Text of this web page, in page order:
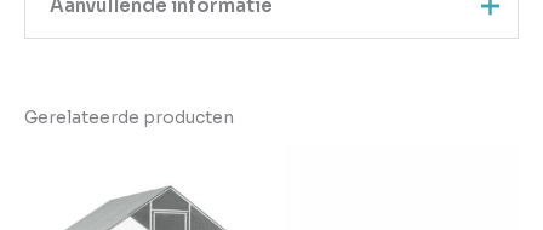
Aanvullende informatie
EAN
Aantal
Gerelateerde producten